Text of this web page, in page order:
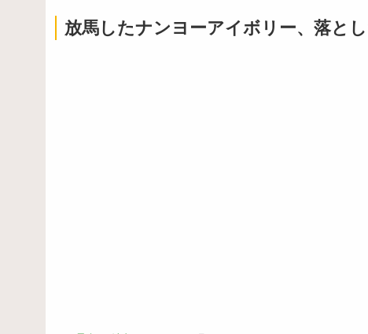
【悲報】教室、ヤンキーがブチ切れでとんでもない空気
放馬したナンヨーアイボリー、落と